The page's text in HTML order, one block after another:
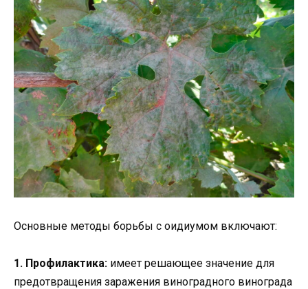
Основные методы борьбы с оидиумом включают:
1. Профилактика: имеет решающее значение для
предотвращения заражения виноградного винограда